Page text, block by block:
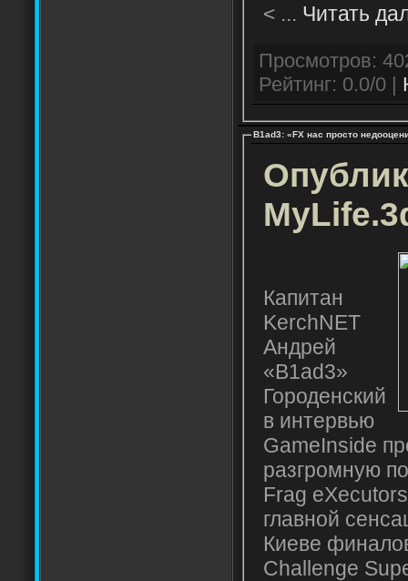
< ... Читать
Рейтинг: 0.0/0 |
B1ad3: «FX нас просто
Капитан
KerchNET
Андрей
«B1ad3»
Городенский
в интервью
GameInside
разгромную
Frag
главной
Киеве
Challenge